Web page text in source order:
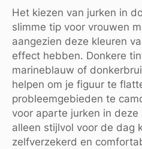
Het kiezen van jurken in
slimme tip voor vrouwen
aangezien deze kleuren
effect hebben. Donkere
marineblauw of
helpen om je figuur te
probleemgebieden te
voor aparte jurken in
alleen stijlvol voor de dag
zelfverzekerd en